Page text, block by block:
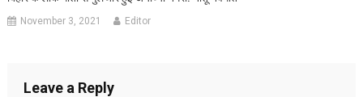
November 3, 2021 Editor
Leave a Reply